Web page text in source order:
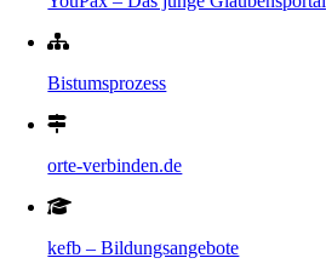
Bistumsprozess
orte-verbinden.de
kefb – Bildungsangebote